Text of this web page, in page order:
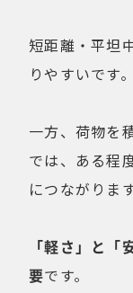
短距離・平坦
りやすいです。
一方、荷物を
では、ある程
につながります
「軽さ」と
要です。